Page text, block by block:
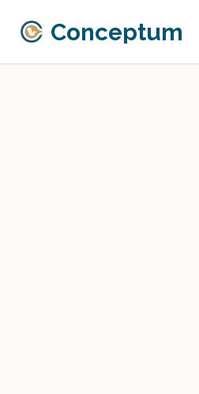
Conceptum